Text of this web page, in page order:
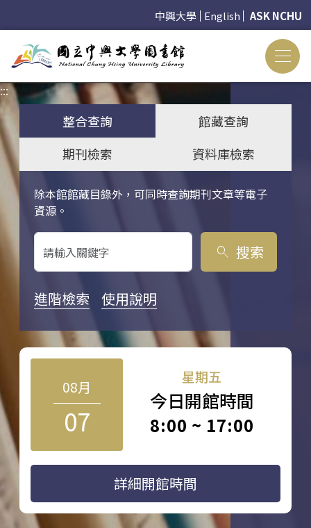
中興大學 English ASK NCHU
:::
整合查詢
館藏查詢
期刊檢索
資料庫檢索
除本館館藏目錄外，可同時查詢期刊文章等電子
資源。
關鍵字搜尋
search 搜索
進階檢索 使用說明
08月
07
星期五
今日開館時間
8:00 ~ 17:00
詳細開館時間